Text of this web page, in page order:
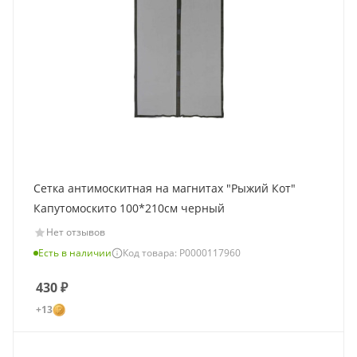
Сетка антимоскитная на магнитах "Рыжий Кот"
Капутомоскито 100*210см черный
Нет отзывов
Есть в наличии
Код товара: Р0000117960
430₽
+13